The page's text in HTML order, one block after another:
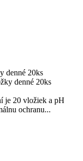
denné 20ks
je 20 vložiek a pH
ochranu...